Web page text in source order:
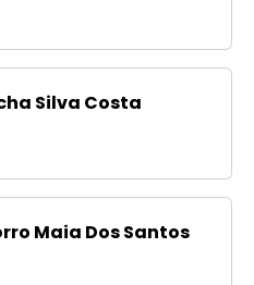
Silva Costa
Maia Dos Santos